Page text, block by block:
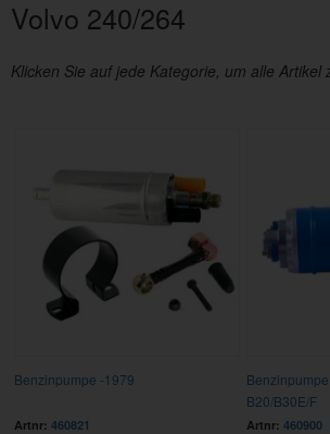
Volvo 240/264
Klicken Sie auf jede Kategorie, um alle Artikel
Benzinpumpe -1979
Artnr: 460821
B20/B30E/F
Artnr: 460900